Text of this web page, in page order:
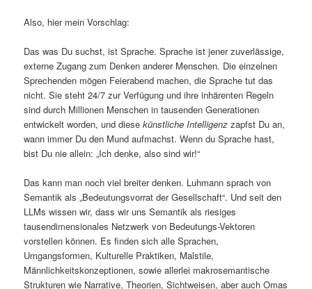
Also, hier mein Vorschlag:
Das was Du suchst, ist Sprache. Sprache ist jener zuverlässige,
externe Zugang zum Denken anderer Menschen. Die einzelnen
Sprechenden mögen Feierabend machen, die Sprache tut das
nicht. Sie steht 24/7 zur Verfügung und ihre inhärenten Regeln
sind durch Millionen Menschen in tausenden Generationen
entwickelt worden, und diesekünstliche Intelligenz zapfst Du an,
wann immer Du den Mund aufmachst. Wenn du Sprache hast,
bist Du nie allein: „Ich denke, also sind wir!“
Das kann man noch viel breiter denken. Luhmann sprach von
Semantik als „Bedeutungsvorrat der Gesellschaft“. Und seit den
LLMs wissen wir, dass wir uns Semantik als riesiges
tausendimensionales Netzwerk von Bedeutungs-Vektoren
vorstellen können. Es finden sich alle Sprachen,
Umgangsformen, Kulturelle Praktiken, Malstile,
Männlichkeitskonzeptionen, sowie allerlei makrosemantische
Strukturen wie Narrative, Theorien, Sichtweisen, aber auch Omas